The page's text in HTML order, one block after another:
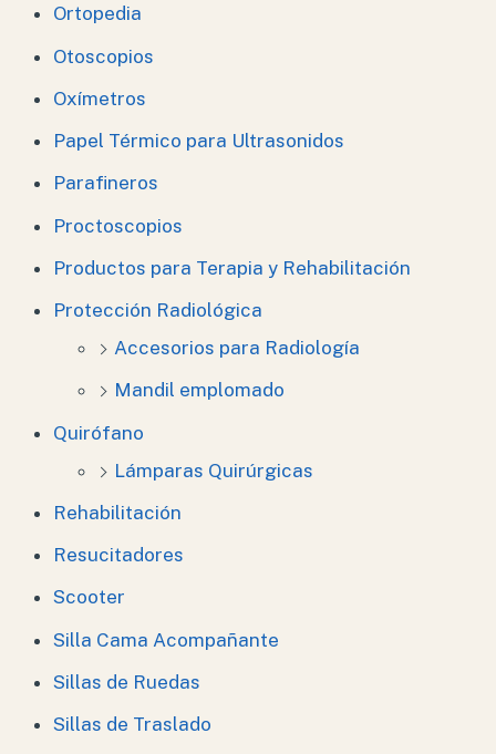
Ortopedia
Otoscopios
Oxímetros
Papel Térmico para Ultrasonidos
Parafineros
Proctoscopios
Productos para Terapia y Rehabilitación
Protección Radiológica
Accesorios para Radiología
Mandil emplomado
Quirófano
Lámparas Quirúrgicas
Rehabilitación
Resucitadores
Scooter
Silla Cama Acompañante
Sillas de Ruedas
Sillas de Traslado